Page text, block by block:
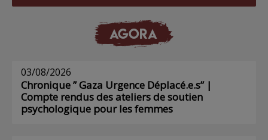
AGORA
03/08/2026
Chronique ” Gaza Urgence Déplacé.e.s” |
Compte rendus des ateliers de soutien
psychologique pour les femmes